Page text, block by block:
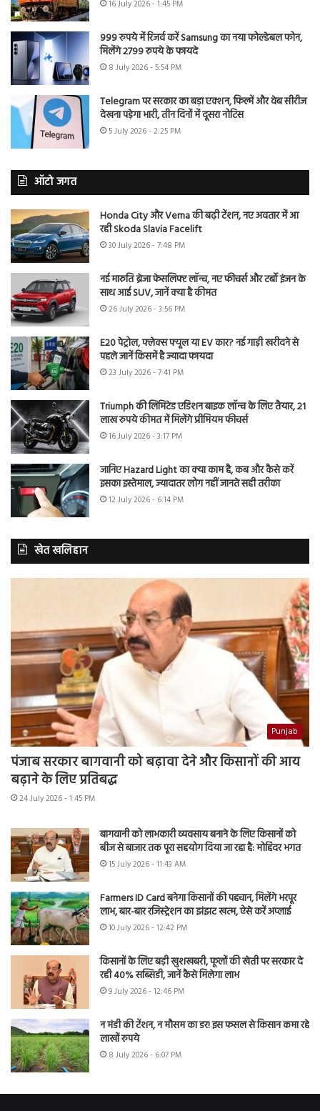
16 July 2026 - 1:45 PM
999 रुपये में रिजर्व करें Samsung का नया फोल्डेबल फोन,
मिलेंगे 2799 रुपये के फायदे
8 July 2026 - 5:54 PM
Telegram पर सरकार का बड़ा एक्शन, फिल्में और वेब सीरीज
देखना पड़ेगा भारी, तीन दिनों में दूसरा नोटिस
5 July 2026 - 2:25 PM
ऑटो जगत
Honda City और Verna की बढ़ी टेंशन, नए अवतार में आ
रही Skoda Slavia Facelift
30 July 2026 - 7:48 PM
नई मारुति ब्रेजा फेसलिफ्ट लॉन्च, नए फीचर्स और टर्बो इंजन के
साथ आई SUV, जानें क्या है कीमत
26 July 2026 - 3:56 PM
E20 पेट्रोल, फ्लेक्स फ्यूल या EV कार? नई गाड़ी खरीदने से
पहले जानें किसमें है ज्यादा फायदा
23 July 2026 - 7:41 PM
Triumph की लिमिटेड एडिशन बाइक लॉन्च के लिए तैयार, 21
लाख रुपये कीमत में मिलेंगे प्रीमियम फीचर्स
16 July 2026 - 3:17 PM
जानिए Hazard Light का क्या काम है, कब और कैसे करें
इसका इस्तेमाल, ज्यादातर लोग नहीं जानते सही तरीका
12 July 2026 - 6:14 PM
खेत खलिहान
Punjab
पंजाब सरकार बागवानी को बढ़ावा देने और किसानों की आय
बढ़ाने के लिए प्रतिबद्ध
24 July 2026 - 1:45 PM
बागवानी को लाभकारी व्यवसाय बनाने के लिए किसानों को
बीज से बाजार तक पूरा सहयोग दिया जा रहा है: मोहिंदर भगत
15 July 2026 - 11:43 AM
Farmers ID Card बनेगा किसानों की पहचान, मिलेंगे भरपूर
लाभ, बार-बार रजिस्ट्रेशन का झंझट खत्म, ऐसे करें अप्लाई
10 July 2026 - 12:42 PM
किसानों के लिए बड़ी खुशखबरी, फूलों की खेती पर सरकार दे
रही 40% सब्सिडी, जानें कैसे मिलेगा लाभ
9 July 2026 - 12:46 PM
न मंडी की टेंशन, न मौसम का डर! इस फसल से किसान कमा रहे
लाखों रुपये
8 July 2026 - 6:07 PM